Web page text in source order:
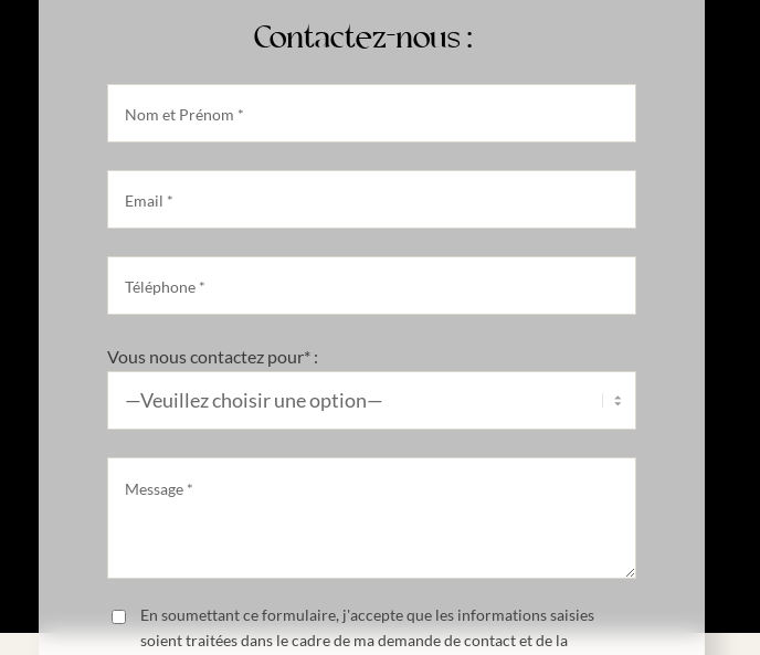
Contactez-nous :
Vous nous contactez pour* :
En soumettant ce formulaire, j'accepte que les informations saisies
soient traitées dans le cadre de ma demande de contact et de la